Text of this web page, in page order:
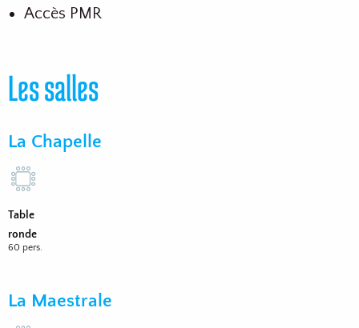
Accès PMR
Les salles
La Chapelle
Table
ronde
60 pers.
La Maestrale